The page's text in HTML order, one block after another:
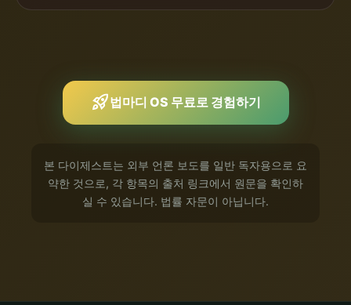
rocket_launch법마디 OS 무료로 경험하기
본 다이제스트는 외부 언론 보도를 일반 독자용으로 요
약한 것으로, 각 항목의 출처 링크에서 원문을 확인하
실 수 있습니다. 법률 자문이 아닙니다.